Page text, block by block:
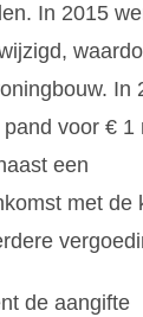
In 2015
In
voor € 1
een
met de
de aangifte